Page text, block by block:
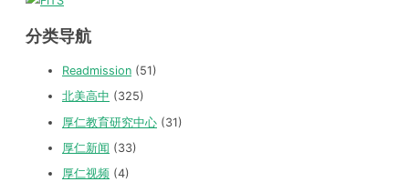
分类导航
Readmission (51)
北美高中 (325)
厚仁教育研究中心 (31)
厚仁新闻 (33)
厚仁视频 (4)